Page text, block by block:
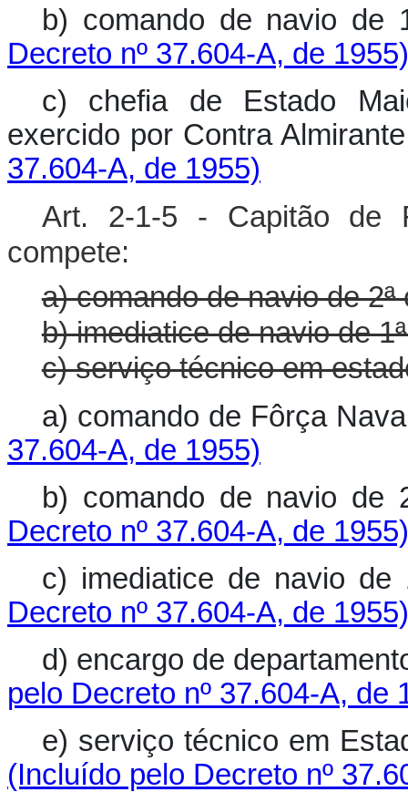
b) comando de navio
Decreto nº 37.604-A, de 1955)
c) chefia de Estado
exercido por Contra
37.604-A, de 1955)
Art. 2-1-5 - Capitão de
compete:
a) comando de navio de 2ª
b) imediatice de navio de
c) serviço técnico em
a) comando de Fôrça
37.604-A, de 1955)
b) comando de navio
Decreto nº 37.604-A, de 1955)
c) imediatice de navio
Decreto nº 37.604-A, de 1955)
d) encargo de
pelo Decreto nº 37.604-A, de
e) serviço técnico em
(Incluído pelo Decreto nº